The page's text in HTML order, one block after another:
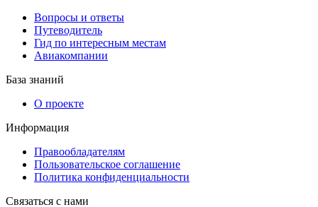
Вопросы и ответы
Путеводитель
Гид по интересным местам
Авиакомпании
База знаний
О проекте
Информация
Правообладателям
Пользовательское соглашение
Политика конфиденциальности
Связаться с нами